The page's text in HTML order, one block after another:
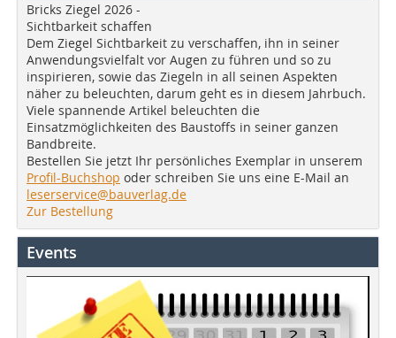
Bricks Ziegel 2026 -
Sichtbarkeit schaffen
Dem Ziegel Sichtbarkeit zu verschaffen, ihn in seiner
Anwendungsvielfalt vor Augen zu führen und so zu
inspirieren, sowie das Ziegeln in all seinen Aspekten
näher zu beleuchten, darum geht es in diesem Jahrbuch.
Viele spannende Artikel beleuchten die
Einsatzmöglichkeiten des Baustoffs in seiner ganzen
Bandbreite.
Bestellen Sie jetzt Ihr persönliches Exemplar in unserem
Profil-Buchshop oder schreiben Sie uns eine E-Mail an
leserservice@bauverlag.de
Zur Bestellung
Events